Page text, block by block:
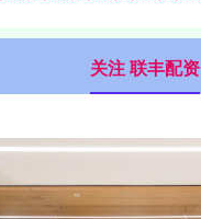
关注 联丰配资